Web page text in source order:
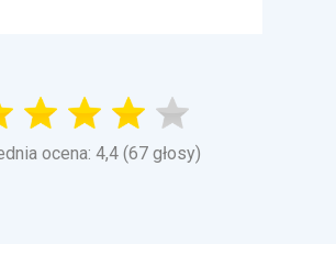
ocena: 4,4 (67 głosy)